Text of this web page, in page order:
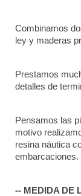
Combinamos
ley y maderas
Prestamos
detalles de
Pensamos las
motivo
resina náutica
embarcaciones.
-- MEDIDA DE